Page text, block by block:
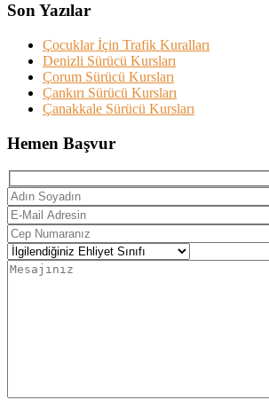
Son Yazılar
Çocuklar İçin Trafik Kuralları
Denizli Sürücü Kursları
Çorum Sürücü Kursları
Çankırı Sürücü Kursları
Çanakkale Sürücü Kursları
Hemen Başvur